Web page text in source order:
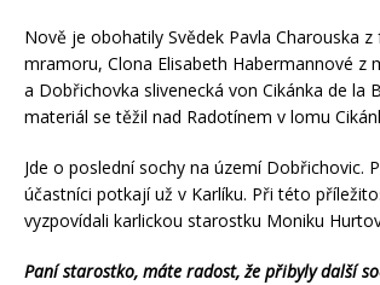
Nově je obohatily Svědek Pavla Charouska
mramoru, Clona Elisabeth Habermannové z
a Dobřichovka slivenecká von Cikánka de la
materiál se těžil nad Radotínem v lomu
Jde o poslední sochy na území Dobřichovic.
účastníci potkají už v Karlíku. Při této
vyzpovídali karlickou starostku Moniku
Paní starostko, máte radost, že přibyly další